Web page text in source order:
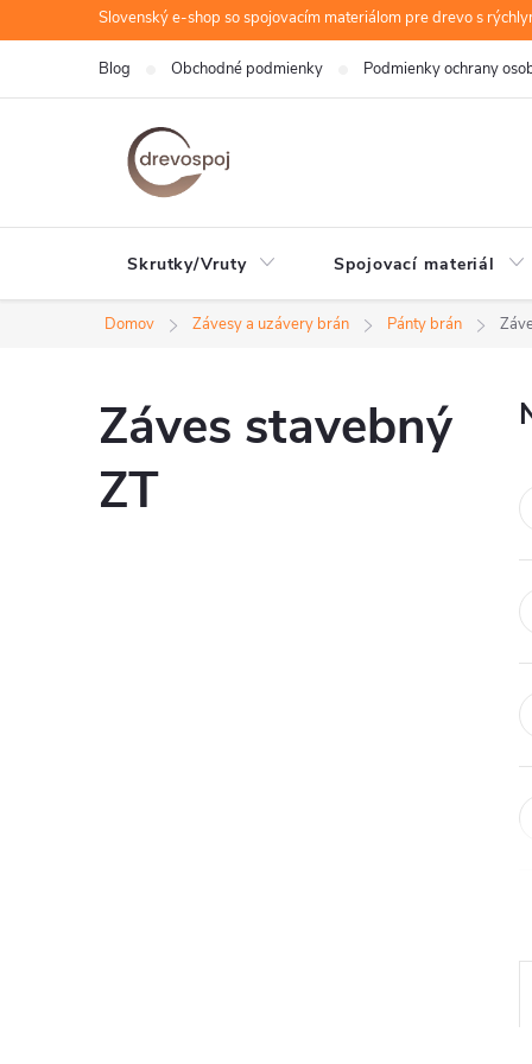
na
Slovenský e-shop so spojovacím materiálom pre drevo s
Blog Obchodné podmienky Podmienky ochrany
Skrutky/Vruty Spojovací materiál
Domov Závesy a uzávery brán Pánty brán
Záves stavebný
ZT
a